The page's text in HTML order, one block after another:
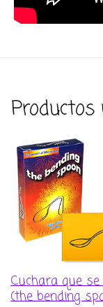
Productos
Cuchara que
(the bending